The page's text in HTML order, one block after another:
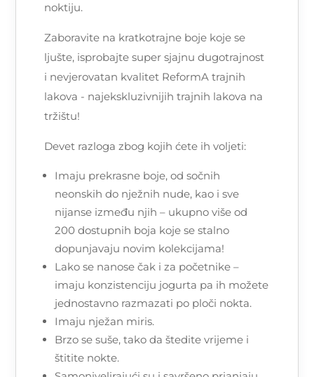
noktiju.
Zaboravite na kratkotrajne boje koje se
ljušte, isprobajte super sjajnu dugotrajnost
i nevjerovatan kvalitet ReformA trajnih
lakova - najekskluzivnijih trajnih lakova na
tržištu!
Devet razloga zbog kojih ćete ih voljeti:
Imaju prekrasne boje, od sočnih
neonskih do nježnih nude, kao i sve
nijanse između njih – ukupno više od
200 dostupnih boja koje se stalno
dopunjavaju novim kolekcijama!
Lako se nanose čak i za početnike –
imaju konzistenciju jogurta pa ih možete
jednostavno razmazati po ploči nokta.
Imaju nježan miris.
Brzo se suše, tako da štedite vrijeme i
štitite nokte.